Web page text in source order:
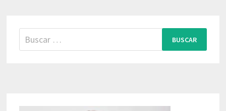
Buscar: